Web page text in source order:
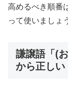
高めるべき順番
って使いましょ
謙譲語「(
から正しい